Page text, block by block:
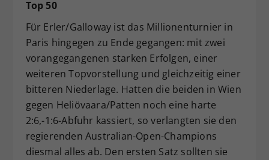
Top 50
Für Erler/Galloway ist das Millionenturnier in
Paris hingegen zu Ende gegangen: mit zwei
vorangegangenen starken Erfolgen, einer
weiteren Topvorstellung und gleichzeitig einer
bitteren Niederlage. Hatten die beiden in Wien
gegen Heliövaara/Patten noch eine harte
2:6,-1:6-Abfuhr kassiert, so verlangten sie den
regierenden Australian-Open-Champions
diesmal alles ab. Den ersten Satz sollten sie